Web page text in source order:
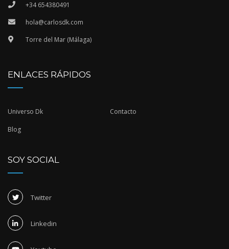
+34 654380491
hola@carlosdk.com
Torre del Mar (Málaga)
ENLACES RÁPIDOS
Universo Dk Contacto
Blog
SOY SOCIAL
Twitter
Linkedin